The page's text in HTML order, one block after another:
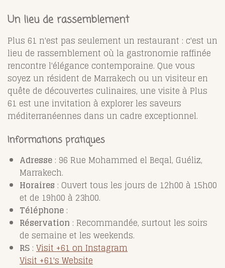
Un lieu de rassemblement
Plus 61 n'est pas seulement un restaurant : c'est un
lieu de rassemblement où la gastronomie raffinée
rencontre l'élégance contemporaine. Que vous
soyez un résident de Marrakech ou un visiteur en
quête de découvertes culinaires, une visite à Plus
61 est une invitation à explorer les saveurs
méditerranéennes dans un cadre exceptionnel.
Informations pratiques
Adresse : 96 Rue Mohammed el Beqal, Guéliz,
Marrakech.
Horaires : Ouvert tous les jours de 12h00 à 15h00
et de 19h00 à 23h00.
Téléphone :
Réservation : Recommandée, surtout les soirs
de semaine et les weekends.
RS : Visit +61 on Instagram
Visit +61's Website